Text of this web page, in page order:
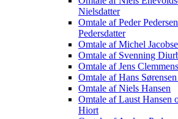
Nielsdatter
Omtale af Peder
Pedersdatter
Omtale af Michel
Omtale af Svenning
Omtale af Jens
Omtale af Hans
Omtale af Niels Hansen
Omtale af Laust Hansen
Hiort